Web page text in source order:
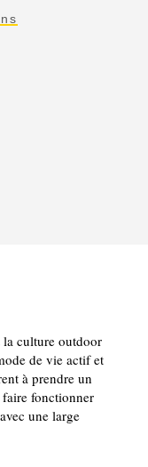
la culture outdoor
de vie actif et
à prendre un
fonctionner
une large